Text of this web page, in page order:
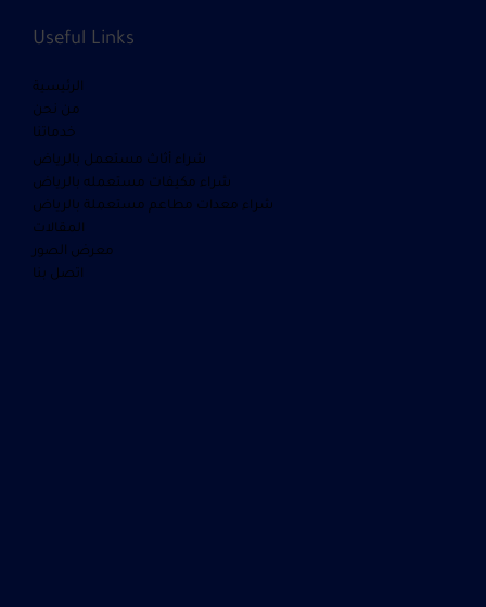
Useful Links
الرئيسية
من نحن
خدماتنا
شراء أثاث مستعمل بالرياض
شراء مكيفات مستعمله بالرياض
شراء معدات مطاعم مستعملة بالرياض
المقالات
معرض الصور
اتصل بنا